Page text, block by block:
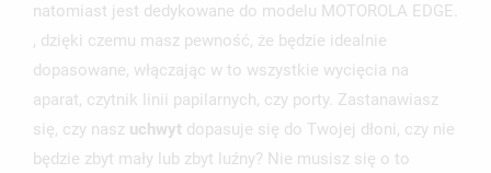
natomiast jest dedykowane do modelu MOTOROLA EDGE.
, dzięki czemu masz pewność, że będzie idealnie
dopasowane, włączając w to wszystkie wycięcia na
aparat, czytnik linii papilarnych, czy porty. Zastanawiasz
się, czy nasz uchwyt dopasuje się do Twojej dłoni, czy nie
będzie zbyt mały lub zbyt luźny? Nie musisz się o to